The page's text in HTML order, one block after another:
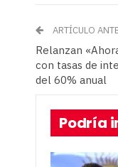
ARTÍCULO
Relanzan
con tasas de
del 60% anual
Podría